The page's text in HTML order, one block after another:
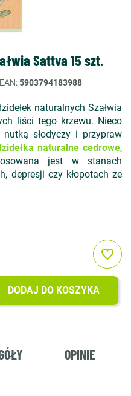
Sattva 15 szt.
EAN 5903794183988
naturalnych Szałwia
liści tego krzewu. Nieco
słodyczy i przypraw
naturalne cedrowe,
jest w stanach
depresji czy kłopotach ze
DODAJ DO KOSZYKA
favorite_border
OPINIE